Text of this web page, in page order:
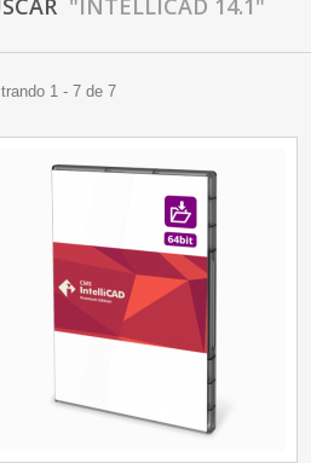
"INTELLICAD 14.1"
1 - 7 de 7